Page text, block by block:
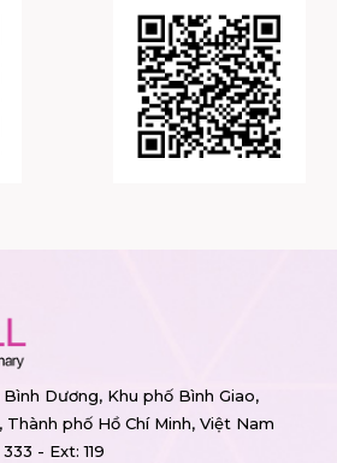
Dương, Khu phố Bình Giao,
Thành phố Hồ Chí Minh, Việt Nam
- Ext: 119